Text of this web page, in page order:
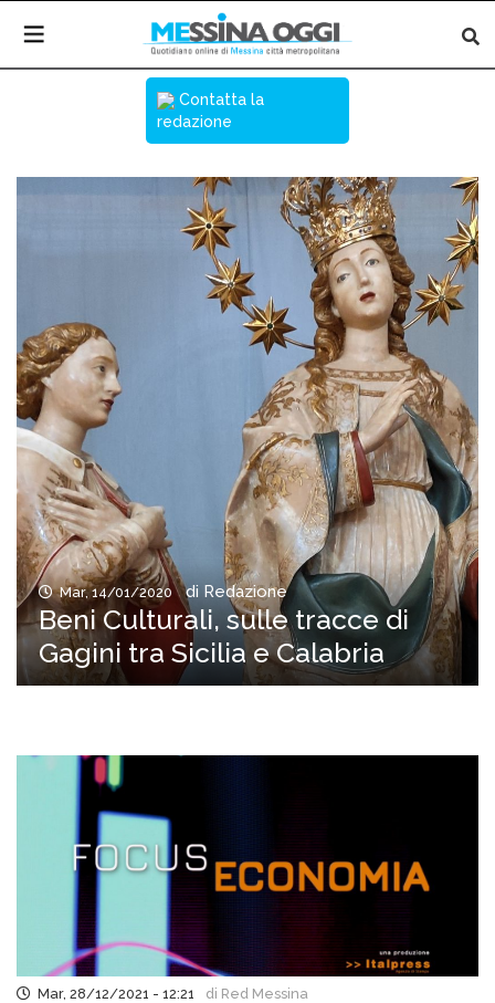
Contatta la
redazione
Mar, 14/01/2020 di Redazione
Beni Culturali, sulle tracce di
Gagini tra Sicilia e Calabria
Mar, 28/12/2021 - 12:21 di Red Messina